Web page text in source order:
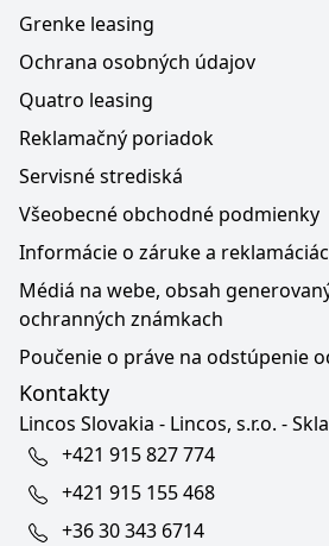
Grenke leasing
Ochrana osobných údajov
Quatro leasing
Reklamačný poriadok
Servisné strediská
Všeobecné obchodné podmienky
Informácie o záruke a
Médiá na webe, obsah
ochranných známkach
Poučenie o práve na odstúpenie
Kontakty
Lincos Slovakia - Lincos, s.r.o. -
+421 915 827 774
+421 915 155 468
+36 30 343 6714